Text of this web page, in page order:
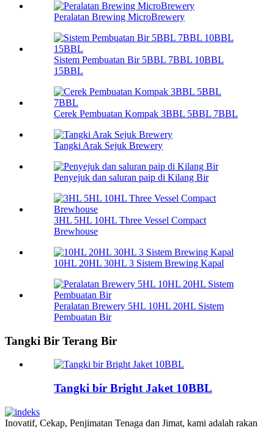
Peralatan Brewing MicroBrewery
Sistem Pembuatan Bir 5BBL 7BBL 10BBL
15BBL
Cerek Pembuatan Kompak 3BBL 5BBL 7BBL
Tangki Arak Sejuk Brewery
Penyejuk dan saluran paip di Kilang Bir
3HL 5HL 10HL Three Vessel Compact
Brewhouse
10HL 20HL 30HL 3 Sistem Brewing Kapal
Peralatan Brewery 5HL 10HL 20HL Sistem
Pembuatan Bir
Tangki Bir Terang Bir
Tangki bir Bright Jaket 10BBL
Inovatif, Cekap, Penjimatan Tenaga dan Jimat, kami adalah rakan